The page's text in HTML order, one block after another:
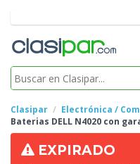
Clasipar
Electrónica /
Baterias DELL N4020 con
EXPIRADO